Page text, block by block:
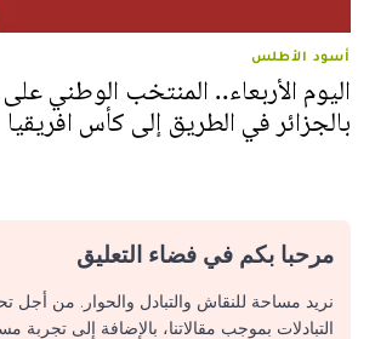
أسود الأطلس
اليوم الأربعاء.. المنتخب الوطني
بالجزائر في الطريق إلى كأس افريقيا
مرحبا بكم في فضاء التعليق
نريد مساحة للنقاش والتبادل والحوار. من أجل
التبادلات بموجب مقالاتنا، بالإضافة إلى تجربة